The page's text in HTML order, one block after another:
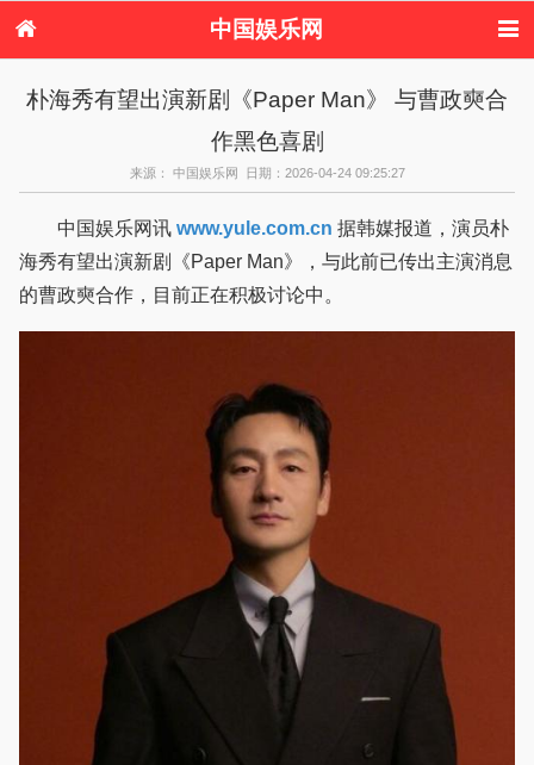
中国娱乐网
电视剧
演唱会 综艺节目
偶像活动
朴海秀有望出演新剧《Paper Man》 与曹政奭合
作黑色喜剧
来源： 中国娱乐网 日期：2026-04-24 09:25:27
中国娱乐网讯 www.yule.com.cn
海秀有望出演新剧《Paper Man》，与此前已传出主演消息
的曹政奭合作，目前正在积极讨论中。